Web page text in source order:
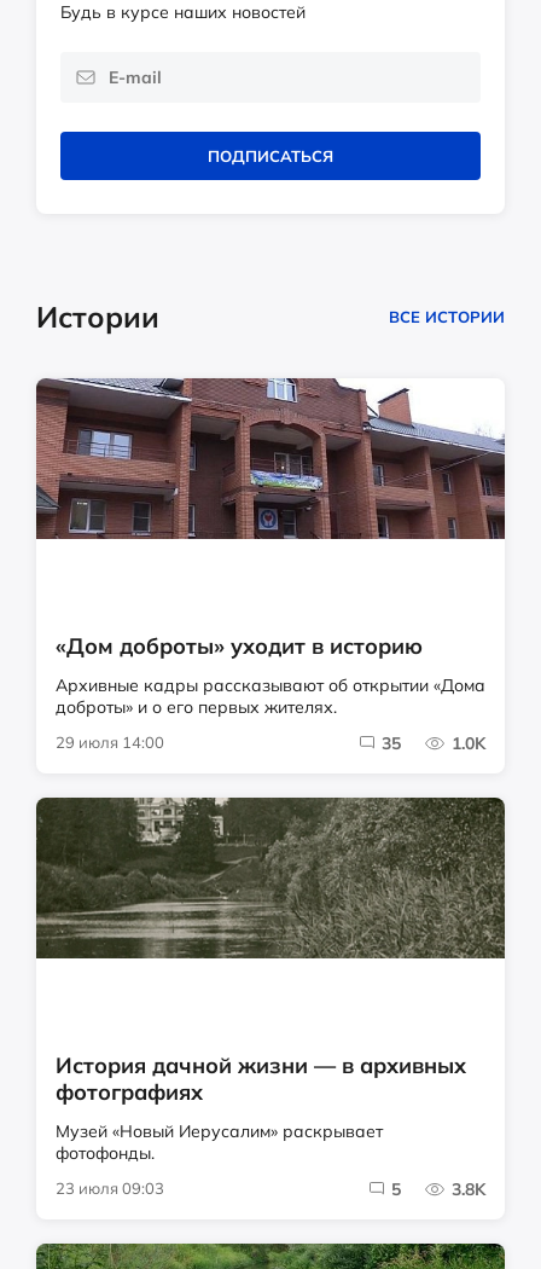
Будь в курсе наших новостей
ПОДПИСАТЬСЯ
Истории ВСЕ ИСТОРИИ
«Дом доброты» уходит в историю
Архивные кадры рассказывают об открытии «Дома
доброты» и о его первых жителях.
29 июля 14:00 35 1.0K
История дачной жизни — в архивных
фотографиях
Музей «Новый Иерусалим» раскрывает
фотофонды.
23 июля 09:03 5 3.8K